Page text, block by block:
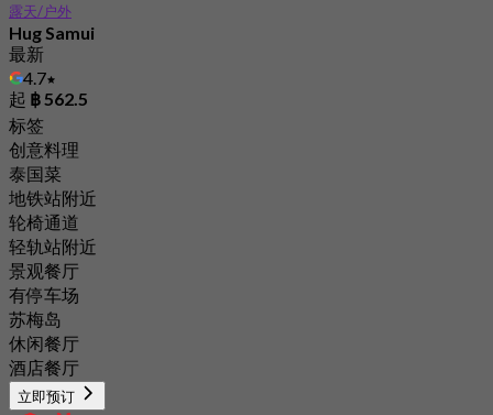
露天/户外
Hug Samui
最新
4.7
起 ฿ 562.5
标签
创意料理
泰国菜
地铁站附近
轮椅通道
轻轨站附近
景观餐厅
有停车场
苏梅岛
休闲餐厅
酒店餐厅
立即预订